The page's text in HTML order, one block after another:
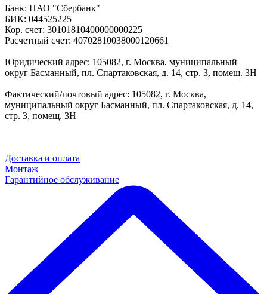
Банк: ПАО "Сбербанк"
БИК: 044525225
Кор. счет: 30101810400000000225
Расчетный счет: 40702810038000120661
Юридический адрес: 105082, г. Москва, муниципальный
округ Басманный, пл. Спартаковская, д. 14, стр. 3, помещ. 3Н
Фактический/почтовый адрес: 105082, г. Москва,
муниципальный округ Басманный, пл. Спартаковская, д. 14,
стр. 3, помещ. 3Н
Доставка и оплата
Монтаж
Гарантийное обслуживание